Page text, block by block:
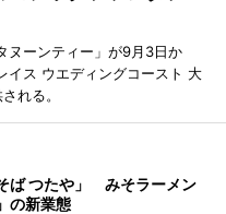
ヌーンティー」が9月3日か
イス ウエディングコースト 大
れる。
ば つたや」 みそラーメン
の新業態